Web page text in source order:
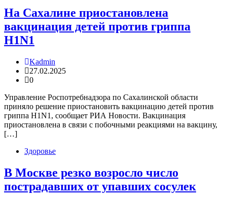
На Сахалине приостановлена
вакцинация детей против гриппа
H1N1
Kadmin
27.02.2025
0
Управление Роспотребнадзора по Сахалинской области
приняло решение приостановить вакцинацию детей против
гриппа H1N1, сообщает РИА Новости. Вакцинация
приостановлена в связи с побочными реакциями на вакцину,
[…]
Здоровье
В Москве резко возросло число
пострадавших от упавших сосулек